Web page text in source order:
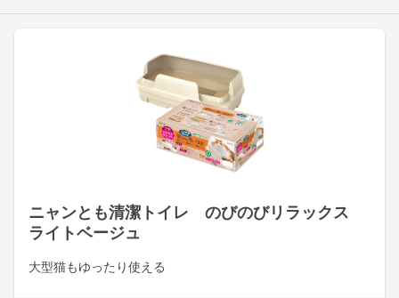
ニャンとも清潔トイレ のびのびリラックス
ライトベージュ
大型猫もゆったり使える